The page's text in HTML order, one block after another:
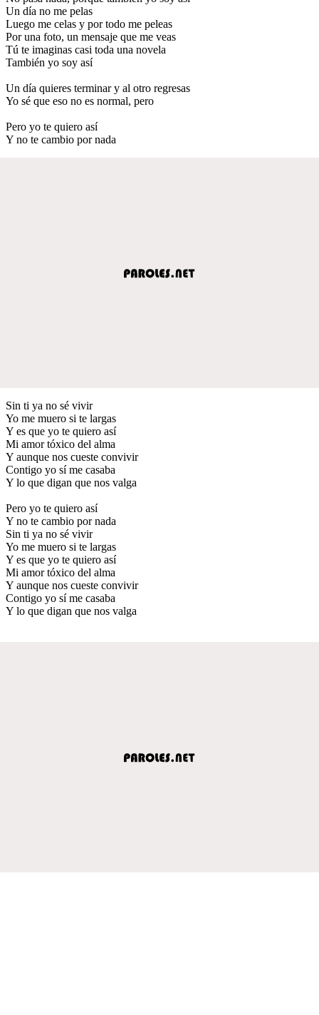
Un día no me pelas
Luego me celas y por todo me peleas
Por una foto, un mensaje que me veas
Tú te imaginas casi toda una novela
También yo soy así
Un día quieres terminar y al otro regresas
Yo sé que eso no es normal, pero
Pero yo te quiero así
Y no te cambio por nada
Sin ti ya no sé vivir
Yo me muero si te largas
Y es que yo te quiero así
Mi amor tóxico del alma
Y aunque nos cueste convivir
Contigo yo sí me casaba
Y lo que digan que nos valga
Pero yo te quiero así
Y no te cambio por nada
Sin ti ya no sé vivir
Yo me muero si te largas
Y es que yo te quiero así
Mi amor tóxico del alma
Y aunque nos cueste convivir
Contigo yo sí me casaba
Y lo que digan que nos valga